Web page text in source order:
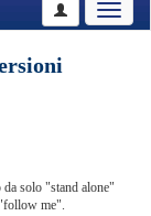
solo "stand alone"
me".